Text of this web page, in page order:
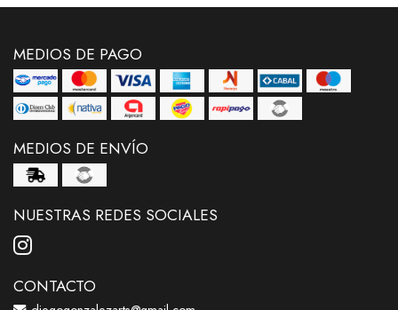
MEDIOS DE PAGO
MEDIOS DE ENVÍO
NUESTRAS REDES SOCIALES
CONTACTO